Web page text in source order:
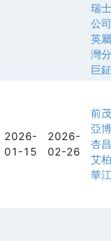
瑞
公司
英
灣
巨
2026-
01-15
2026-
02-26
前
亞
杏
艾
華